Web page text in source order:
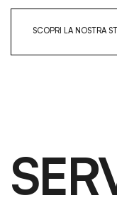
SCOPRI LA NOSTRA